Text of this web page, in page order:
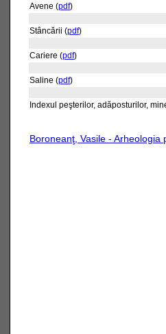
Avene (pdf)
Stâncării (pdf)
Cariere (pdf)
Saline (pdf)
Indexul peşterilor, adăposturilor,
Boroneanţ, Vasile -